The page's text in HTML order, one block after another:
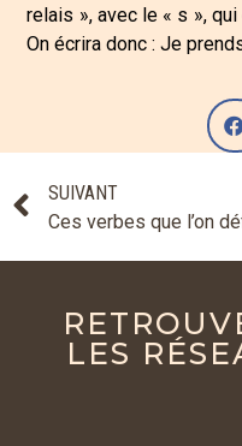
relais », avec le « s »,
On écrira donc : Je
SUIVANT
LES